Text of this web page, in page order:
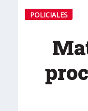
POLICIALES